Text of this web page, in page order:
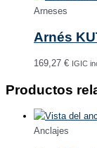
Arneses
Arnés
169,27 € IGIC
Productos
Anclajes